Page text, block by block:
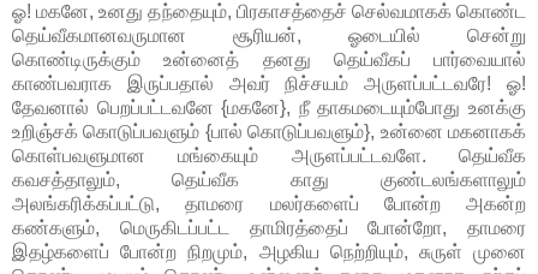
ஓ! மகனே, உனது தந்தையும், பிரகாசத்தைச் செல்வமாகக் கொண்ட
தெய்வீகமானவருமான சூரியன், ஓடையில் சென்று
கொண்டிருக்கும் உன்னைத் தனது தெய்வீகப் பார்வையால்
காண்பவராக இருப்பதால் அவர் நிச்சயம் அருளப்பட்டவரே! ஓ!
தேவனால் பெறப்பட்டவனே {மகனே}, நீ தாகமடையும்போது உனக்கு
உறிஞ்சக் கொடுப்பவளும் {பால் கொடுப்பவளும்}, உன்னை மகனாகக்
கொள்பவளுமான மங்கையும் அருளப்பட்டவளே. தெய்வீக
கவசத்தாலும், தெய்வீக காது குண்டலங்களாலும்
அலங்கரிக்கப்பட்டு, தாமரை மலர்களைப் போன்ற அகன்ற
கண்களும், மெருகிடப்பட்ட தாமிரத்தைப் போன்றோ, தாமரை
இதழ்களைப் போன்ற நிறமும், அழகிய நெற்றியும், சுருள் முனை